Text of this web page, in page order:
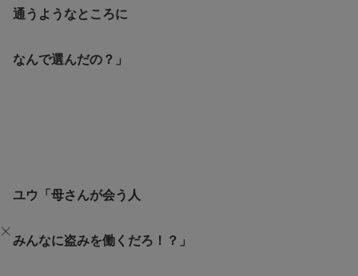
通うようなところに
なんで選んだの？」
ユウ「母さんが会う人
みんなに盗みを働くだろ！？」